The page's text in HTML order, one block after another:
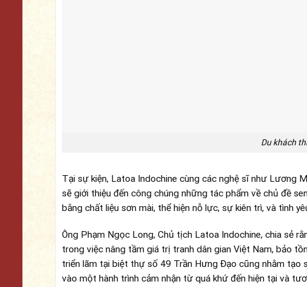
Du khách
Tại sự kiện, Latoa Indochine cùng các nghệ sĩ như Lương
sẽ giới thiệu đến công chúng những tác phẩm về chủ đề
bằng chất liệu sơn mài, thể hiện nỗ lực, sự kiên trì, và tình
Ông Phạm Ngọc Long, Chủ tịch Latoa Indochine, chia sẻ
trong việc nâng tầm giá trị tranh dân gian Việt Nam, bảo
triển lãm tại biệt thự số 49 Trần Hưng Đạo cũng nhằm tạo
vào một hành trình cảm nhận từ quá khứ đến hiện tại và